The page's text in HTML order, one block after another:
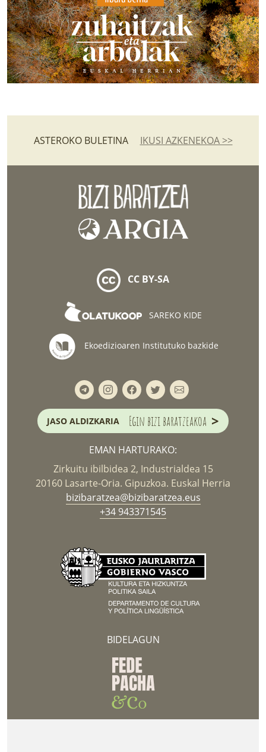
ASTEROKO BULETINA IKUSI AZKENEKOA >>
CC BY-SA
SAREKO KIDE
Ekoedizioaren Institutuko bazkide
JASO ALDIZKARIA Egin bizi baratzeakoa >
EMAN HARTURAKO:
Zirkuitu ibilbidea 2, Industrialdea 15
20160 Lasarte-Oria. Gipuzkoa. Euskal Herria
bizibaratzea@bizibaratzea.eus
+34 943371545
BIDELAGUN